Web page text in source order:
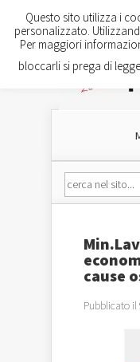
cause
Pubblicato il
Questo sito utilizza i
personalizzato.
Per maggiori
bloccarli si prega di